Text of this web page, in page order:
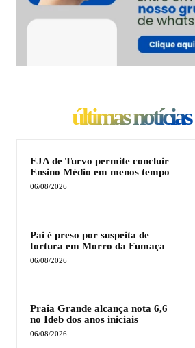
últimas notícias
EJA de Turvo permite concluir
Ensino Médio em menos tempo
06/08/2026
Pai é preso por suspeita de
tortura em Morro da Fumaça
06/08/2026
Praia Grande alcança nota 6,6
no Ideb dos anos iniciais
06/08/2026